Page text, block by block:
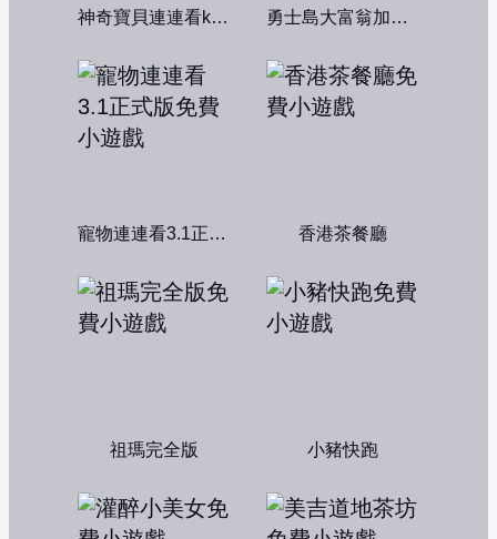
神奇寶貝連連看kawai版2004 勇士島大富翁加強版
寵物連連看3.1正式版 香港茶餐廳
祖瑪完全版 小豬快跑